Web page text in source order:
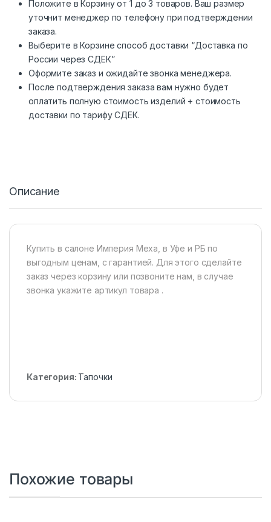
Положите в Корзину от 1 до 3 товаров. Ваш размер
уточнит менеджер по телефону при подтверждении
заказа.
Выберите в Корзине способ доставки “Доставка по
России через СДЕК”
Оформите заказ и ожидайте звонка менеджера.
После подтверждения заказа вам нужно будет
оплатить полную стоимость изделий + стоимость
доставки по тарифу СДЕК.
Описание
Купить в салоне Империя Меха, в Уфе и РБ по
выгодным ценам, с гарантией. Для этого сделайте
заказ через корзину или позвоните нам, в случае
звонка укажите артикул товара .
Категория: Тапочки
Похожие товары